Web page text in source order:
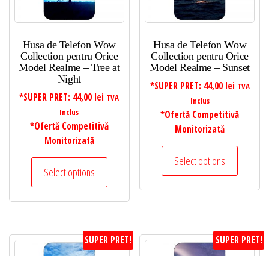
Husa de Telefon Wow
Collection pentru Orice
Model Realme – Tree at
Night
*SUPER PRET: 44,00 lei TVA
Inclus
*Ofertă Competitivă
Monitorizată
Select options
Husa de Telefon Wow
Collection pentru Orice
Model Realme – Sunset
*SUPER PRET: 44,00 lei TVA
Inclus
*Ofertă Competitivă
Monitorizată
Select options
SUPER PRET! SUPER PRET!